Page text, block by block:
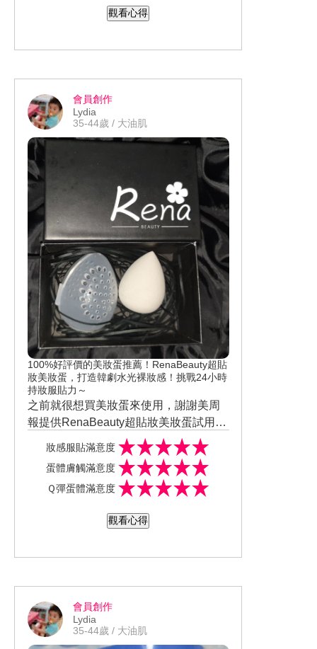
觀看心得
會員創作
Lydia
35-44歲 / 大油肌
100%好評價的美妝蛋推薦！RenaBeauty超貼
妝美妝蛋，打造韓劇水光裸妝感！挑戰24小時
持妝服貼力～
之前就很想買美妝蛋來使用，謝謝美周
報提供RenaBeauty超貼妝美妝蛋試用機
會，這款可以乾濕兩用皆可，我的用法
是將美妝蛋沾濕後，直接沾粉上底妝，
真的感覺就象韓劇裡面的裸妝感，很透
亮。 每天出門上班，到下班目前已超過8
然鼻翼稍出油，在用美妝蛋來補粉一
出㩦帶蠻方便。 #美周試用 #美妝蛋 #貼
妝感服貼滿意度
蛋體膚觸滿意度
Ｑ彈蛋體滿意度
觀看心得
會員創作
Lydia
35-44歲 / 大油肌